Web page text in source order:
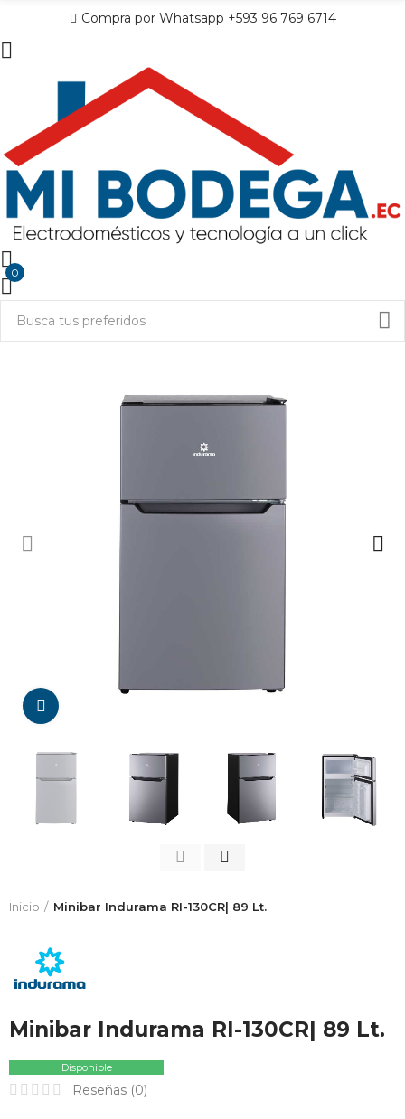
Compra por Whatsapp +593 96 769 6714
0
Inicio Minibar Indurama RI-130CR| 89 Lt.
Minibar Indurama RI-130CR| 89 Lt.
Disponible
Reseñas (0)